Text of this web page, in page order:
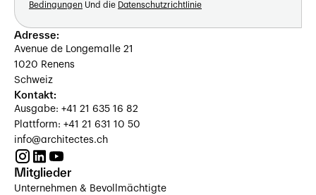
Bedingungen Und die Datenschutzrichtlinie
Adresse:
Avenue de Longemalle 21
1020 Renens
Schweiz
Kontakt:
Ausgabe: +41 21 635 16 82
Plattform: +41 21 631 10 50
info@architectes.ch
Mitglieder
Unternehmen & Bevollmächtigte